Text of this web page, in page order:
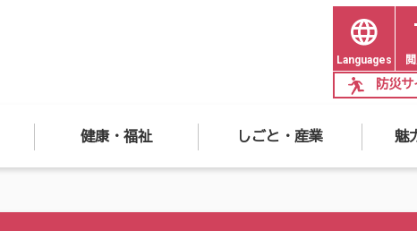
Languages
防災サ
健康・福祉 しごと・産業 魅